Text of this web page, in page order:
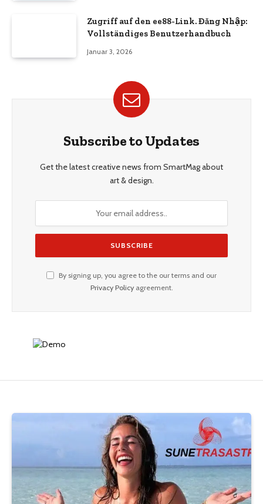
Zugriff auf den ee88-Link. Đăng Nhập:
Vollständiges Benutzerhandbuch
Januar 3, 2026
Subscribe to Updates
Get the latest creative news from SmartMag about
art & design.
By signing up, you agree to the our terms and our
Privacy Policyagreement.